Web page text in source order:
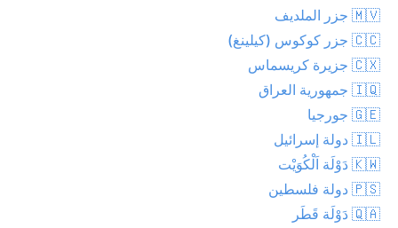
🇲🇻 جزر الملديف
🇨🇨 جزر كوكوس (كيلينغ)
🇨🇽 جزيرة كريسماس
🇮🇶 جمهورية العراق
🇬🇪 جورجيا
🇮🇱 دولة إسرائيل
🇰🇼 دَوْلَة اَلْكُوَيْت
🇵🇸 دولة فلسطين
🇶🇦 دَوْلَة قَطَر